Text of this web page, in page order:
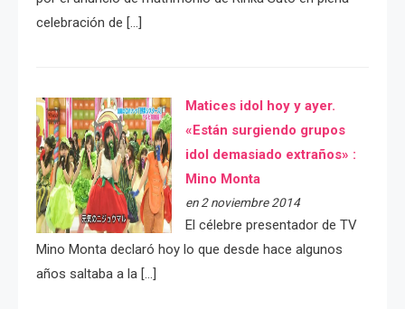
celebración de […]
Matices idol hoy y ayer.
«Están surgiendo grupos
idol demasiado extraños» :
Mino Monta
en 2 noviembre 2014
El célebre presentador de TV
Mino Monta declaró hoy lo que desde hace algunos
años saltaba a la […]